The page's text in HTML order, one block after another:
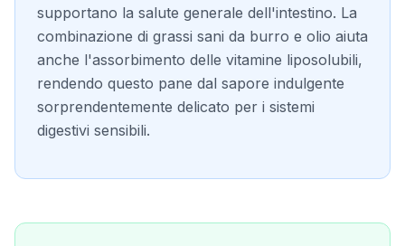
supportano la salute generale dell'intestino. La
combinazione di grassi sani da burro e olio aiuta
anche l'assorbimento delle vitamine liposolubili,
rendendo questo pane dal sapore indulgente
sorprendentemente delicato per i sistemi
digestivi sensibili.